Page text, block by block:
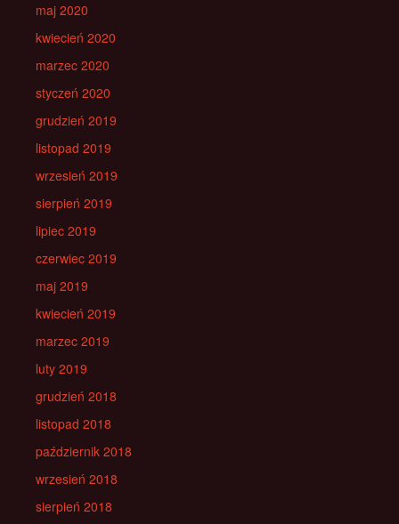
maj 2020
kwiecień 2020
marzec 2020
styczeń 2020
grudzień 2019
listopad 2019
wrzesień 2019
sierpień 2019
lipiec 2019
czerwiec 2019
maj 2019
kwiecień 2019
marzec 2019
luty 2019
grudzień 2018
listopad 2018
październik 2018
wrzesień 2018
sierpień 2018